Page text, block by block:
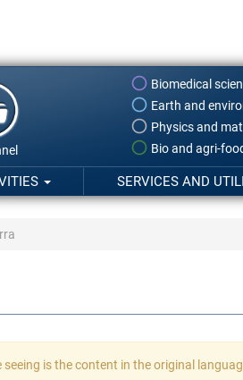
Biomedical
Earth and
Physics and
Bio and agri-
SERVICES AND
is the content in the original